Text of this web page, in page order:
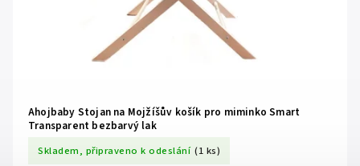
Ahojbaby Stojan na Mojžíšův košík pro miminko Smart
Transparent bezbarvý lak
Skladem, připraveno k odeslání (1 ks)